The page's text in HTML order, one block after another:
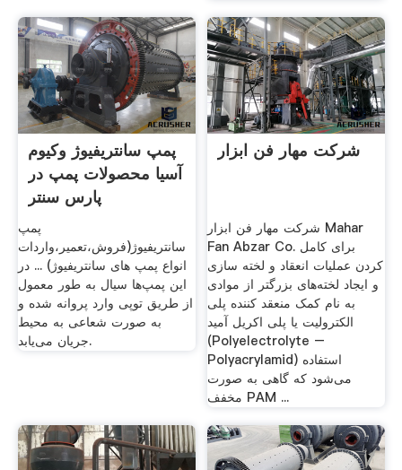
پمپ سانتریفیوژ وکیوم
آسیا محصولات پمپ در
پارس سنتر
پمپ
سانتریفیوژ(فروش،تعمیر،واردات
انواع پمپ های سانتریفیوژ) ... در
این پمپ‌ها سیال به طور معمول
از طریق توپی وارد پروانه شده و
به صورت شعاعی به محیط
جریان می‌یابد.
شرکت مهار فن ابزار
شرکت مهار فن ابزار Mahar
Fan Abzar Co. برای کامل
کردن عملیات انعقاد و لخته سازی
و ایجاد لخته‌های بزرگتر از موادی
به نام کمک منعقد کننده پلی
الکترولیت یا پلی اکریل آمید
(Polyelectrolyte –
Polyacrylamid) استفاده
می‌شود که گاهی به صورت
مخفف PAM ...